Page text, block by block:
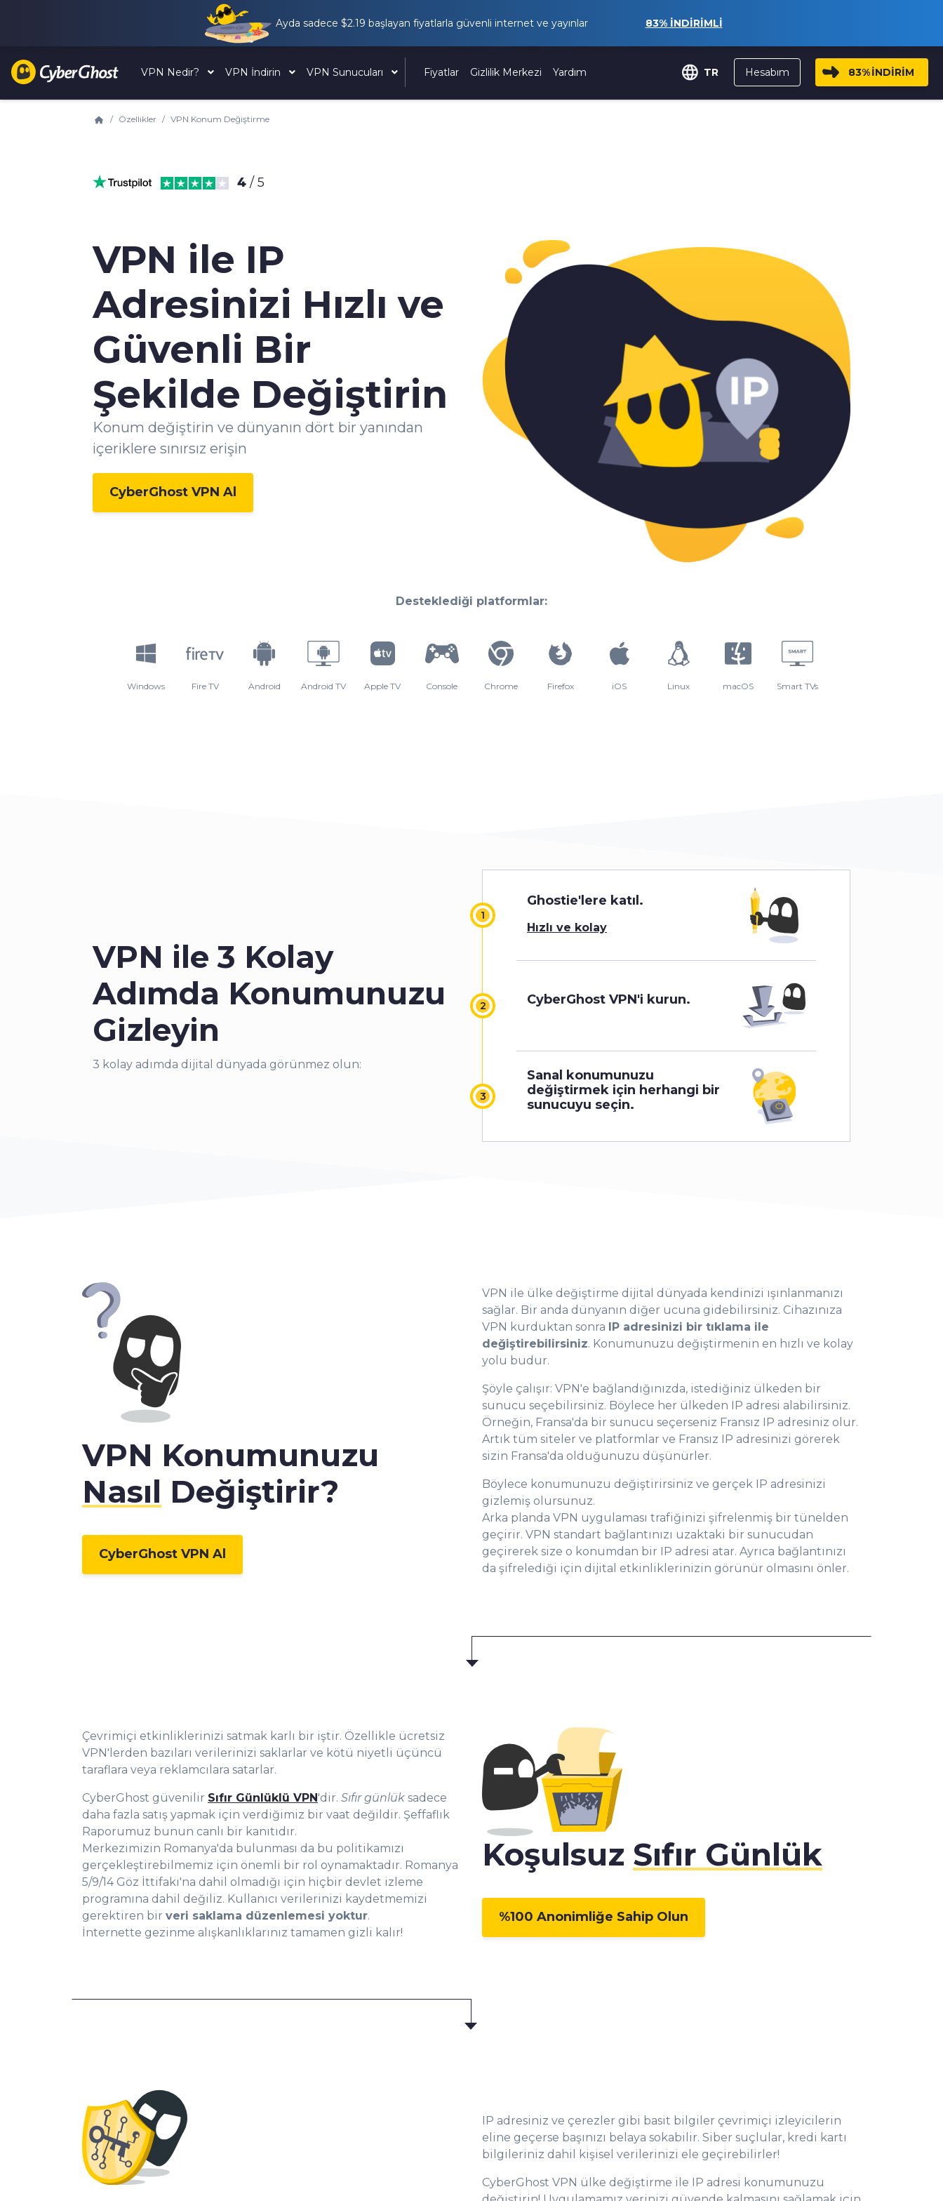
Ayda sadece $2.19 başlayan fiyatlarla güvenli internet ve yayınlar 83%İNDİRİMLİ
VPN Nedir? VPN İndirin VPN Sunucuları Fiyatlar Gizlilik Merkezi Yardım TR Hesabım 83%İNDİRİM
Özellikler VPN Konum Değiştirme
4 / 5
VPN ile IP
Adresinizi Hızlı ve
Güvenli Bir
Şekilde Değiştirin
Konum değiştirin ve dünyanın dört bir yanından
içeriklere sınırsız erişin
CyberGhost VPN Al
Desteklediği platformlar:
Windows Fire TV Android Android TV Apple TV Console Chrome Firefox iOS Linux macOS Smart TVs
VPN ile 3 Kolay
Adımda Konumunuzu
Gizleyin
3 kolay adımda dijital dünyada görünmez olun:
Ghostie'lere katıl.
Hızlı ve kolay
CyberGhost VPN'i kurun.
Sanal konumunuzu
değiştirmek için herhangi bir
sunucuyu seçin.
VPN Konumunuzu
Nasıl Değiştirir?
CyberGhost VPN Al
VPN ile ülke değiştirme dijital dünyada kendinizi ışınlanmanızı
sağlar. Bir anda dünyanın diğer ucuna gidebilirsiniz. Cihazınıza
VPN kurduktan sonra IP adresinizi bir tıklama ile
değiştirebilirsiniz. Konumunuzu değiştirmenin en hızlı ve kolay
yolu budur.
Şöyle çalışır: VPN'e bağlandığınızda, istediğiniz ülkeden bir
sunucu seçebilirsiniz. Böylece her ülkeden IP adresi alabilirsiniz.
Örneğin, Fransa'da bir sunucu seçerseniz Fransız IP adresiniz olur.
Artık tüm siteler ve platformlar ve Fransız IP adresinizi görerek
sizin Fransa'da olduğunuzu düşünürler.
Böylece konumunuzu değiştirirsiniz ve gerçek IP adresinizi
gizlemiş olursunuz.
Arka planda VPN uygulaması trafiğinizi şifrelenmiş bir tünelden
geçirir. VPN standart bağlantınızı uzaktaki bir sunucudan
geçirerek size o konumdan bir IP adresi atar. Ayrıca bağlantınızı
da şifrelediği için dijital etkinliklerinizin görünür olmasını önler.
Çevrimiçi etkinliklerinizi satmak karlı bir iştir. Özellikle ücretsiz
VPN'lerden bazıları verilerinizi saklarlar ve kötü niyetli üçüncü
taraflara veya reklamcılara satarlar.
CyberGhost güvenilir Sıfır Günlüklü VPN'dir. Sıfır günlük sadece
daha fazla satış yapmak için verdiğimiz bir vaat değildir. Şeffaflık
Raporumuz bunun canlı bir kanıtıdır.
Merkezimizin Romanya'da bulunması da bu politikamızı
gerçekleştirebilmemiz için önemli bir rol oynamaktadır. Romanya
5/9/14 Göz İttifakı'na dahil olmadığı için hiçbir devlet izleme
programına dahil değiliz. Kullanıcı verilerinizi kaydetmemizi
gerektiren bir veri saklama düzenlemesi yoktur.
İnternette gezinme alışkanlıklarınız tamamen gizli kalır!
Koşulsuz Sıfır Günlük
%100 Anonimliğe Sahip Olun
IP adresiniz ve çerezler gibi basit bilgiler çevrimiçi izleyicilerin
eline geçerse başınızı belaya sokabilir. Siber suçlular, kredi kartı
bilgileriniz dahil kişisel verilerinizi ele geçirebilirler!
CyberGhost VPN ülke değiştirme ile IP adresi konumunuzu
0
1
3
0